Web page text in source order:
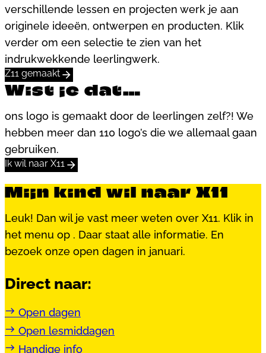
verschillende lessen en projecten werk je aan
originele ideeën, ontwerpen en producten. Klik
verder om een selectie te zien van het
indrukwekkende leerlingwerk.
Z11 gemaakt
Wist je dat…
ons logo is gemaakt door de leerlingen zelf?! We
hebben meer dan 110 logo’s die we allemaal gaan
gebruiken.
Ik wil naar X11
Mijn kind wil naar X11
Leuk! Dan wil je vast meer weten over X11. Klik in
het menu op . Daar staat alle informatie. En
bezoek onze open dagen in januari.
Direct naar:
east Open dagen
east Open lesmiddagen
east Handige info